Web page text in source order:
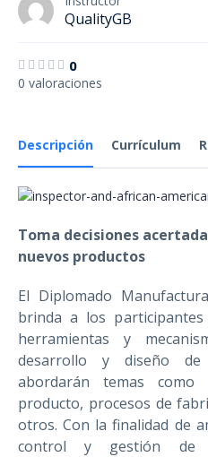
QualityGB
0
0 valoraciones
Descripción Currículum
Toma decisiones
nuevos productos
El Diplomado
brinda a los
herramientas y
desarrollo y diseño de
abordarán temas
producto, procesos de
otros. Con la finalidad de
control y gestión de